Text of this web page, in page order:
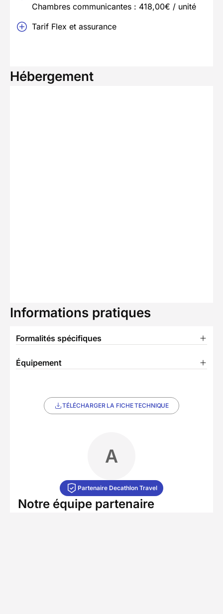
Chambres communicantes : 418,00€ / unité
Tarif Flex et assurance
Hébergement
Informations pratiques
Formalités spécifiques
Équipement
TÉLÉCHARGER LA FICHE TECHNIQUE
A
Partenaire Decathlon Travel
Notre équipe partenaire